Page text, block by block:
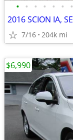
• • • • • • •
7/16 204k mi
$6,990